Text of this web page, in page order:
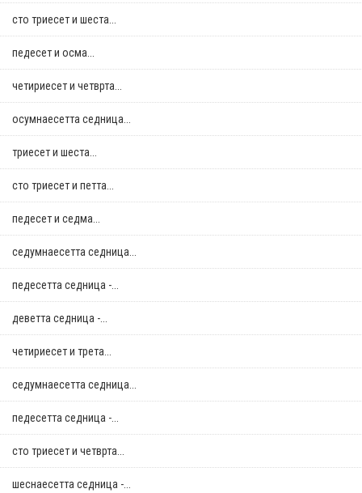
сто триесет и шеста...
педесет и осма...
четириесет и четврта...
осумнaесетта седница...
триесет и шеста...
сто триесет и петта...
педесет и седма...
седумнаесетта седница...
педесетта седница -...
деветта седница -...
четириесет и трета...
седумнаесетта седница...
педесетта седница -...
сто триесет и четврта...
шеснаесетта седница -...